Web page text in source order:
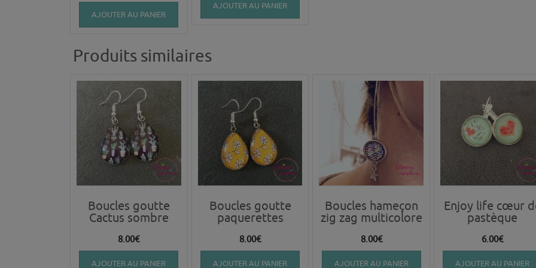
AJOUTER AU PANIER
AJOUTER AU PANIER
Produits similaires
Boucles goutte
Cactus sombre
8.00€
AJOUTER AU PANIER
Boucles goutte
paquerettes
8.00€
AJOUTER AU PANIER
Boucles hameçon
zig zag multicolore
8.00€
AJOUTER AU PANIER
Enjoy life cœur
pastèque
6.00€
AJOUTER AU PANIER